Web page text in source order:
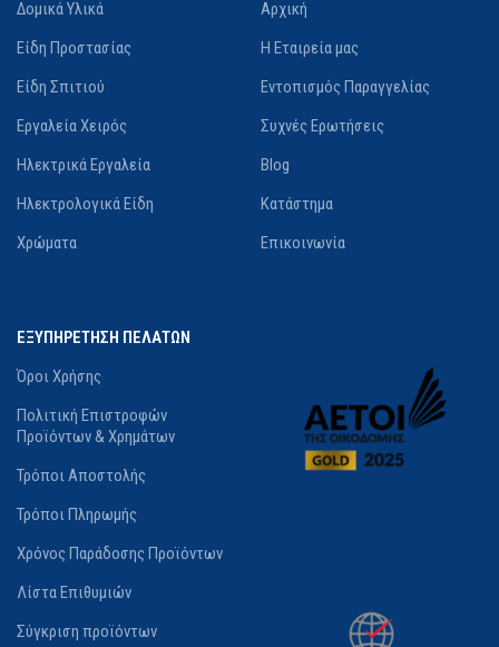
Δομικά Υλικά
Είδη Προστασίας
Είδη Σπιτιού
Εργαλεία Χειρός
Ηλεκτρικά Εργαλεία
Ηλεκτρολογικά Είδη
Χρώματα
Αρχική
Η Εταιρεία μας
Εντοπισμός Παραγγελίας
Συχνές Ερωτήσεις
Blog
Κατάστημα
Επικοινωνία
ΕΞΥΠΗΡΕΤΗΣΗ ΠΕΛΑΤΩΝ
Όροι Χρήσης
Πολιτική Επιστροφών
Προϊόντων & Χρημάτων
Τρόποι Αποστολής
Τρόποι Πληρωμής
Χρόνος Παράδοσης Προϊόντων
Λίστα Επιθυμιών
Σύγκριση προϊόντων